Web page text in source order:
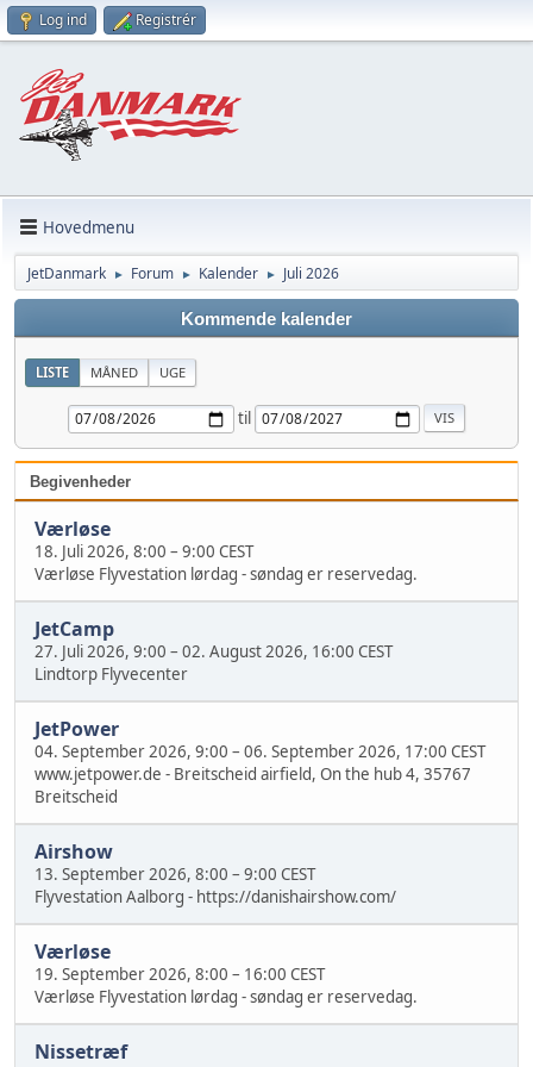
Log ind Registrér
Hovedmenu
JetDanmark ► Forum ► Kalender ► Juli 2026
Kommende kalender
LISTE MÅNED UGE
til
Begivenheder
Værløse
18. Juli 2026, 8:00 – 9:00 CEST
Værløse Flyvestation lørdag - søndag er reservedag.
JetCamp
27. Juli 2026, 9:00 – 02. August 2026, 16:00 CEST
Lindtorp Flyvecenter
JetPower
04. September 2026, 9:00 – 06. September 2026, 17:00 CEST
www.jetpower.de - Breitscheid airfield, On the hub 4, 35767
Breitscheid
Airshow
13. September 2026, 8:00 – 9:00 CEST
Flyvestation Aalborg - https://danishairshow.com/
Værløse
19. September 2026, 8:00 – 16:00 CEST
Værløse Flyvestation lørdag - søndag er reservedag.
Nissetræf